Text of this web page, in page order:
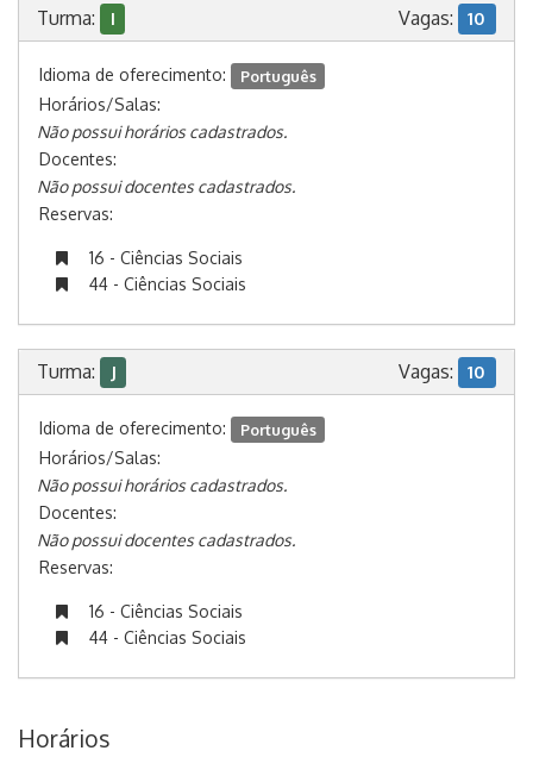
Turma: I Vagas: 10
Idioma de oferecimento: Português
Horários/Salas:
Não possui horários cadastrados.
Docentes:
Não possui docentes cadastrados.
Reservas:
16 - Ciências Sociais
44 - Ciências Sociais
Turma: J Vagas: 10
Idioma de oferecimento: Português
Horários/Salas:
Não possui horários cadastrados.
Docentes:
Não possui docentes cadastrados.
Reservas:
16 - Ciências Sociais
44 - Ciências Sociais
Horários